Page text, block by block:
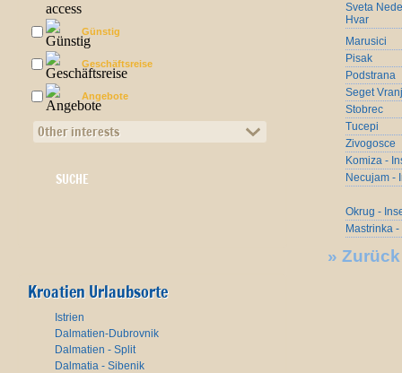
Günstig
Geschäftsreise
Angebote
Other interests
Kroatien Urlaubsorte
Istrien
Dalmatien-Dubrovnik
Dalmatien - Split
Dalmatia - Sibenik
Sveta
Hvar
Marusici
Pisak
Podstrana
Seget
Stobrec
Tucepi
Zivogosce
Komiza -
Necujam -
Okrug -
Mastrinka
» Zurück